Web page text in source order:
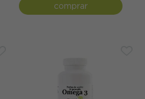
comprar